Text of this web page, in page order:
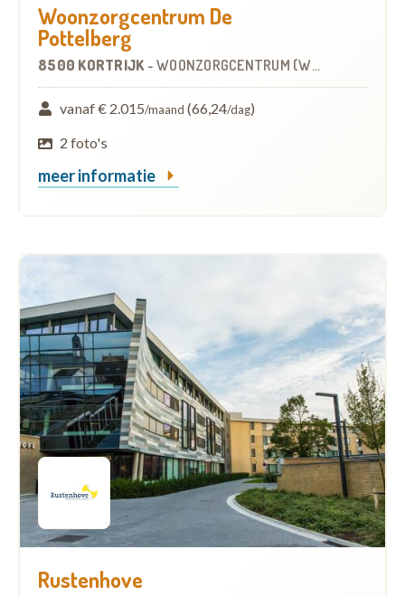
Woonzorgcentrum De
Pottelberg
8500 KORTRIJK - WOONZORGCENTRUM (WZC)
vanaf € 2.015/maand (66,24/dag)
2 foto's
meer informatie
Rustenhove